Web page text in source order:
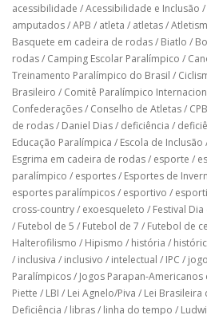
acessibilidade /Acessibilidade e Inclusão /
amputados/APB / atleta / atletas/
Basquete em cadeira de rodas/ Biatlo /
rodas/ Camping Escolar Paralímpico /
Treinamento Paralímpico do Brasil /
Brasileiro / Comitê Paralímpico
Confederações/ Conselho de Atletas/ CPB
de rodas/ Daniel Dias/ deficiência /
Educação Paralímpica / Escola de Inclusão
Esgrima em cadeira de rodas/ esporte /
paralímpico / esportes/ Esportes de
esportes paralímpicos/ esportivo /
cross-country/ exoesqueleto / Festival
/ Futebol de 5 / Futebol de 7 / Futebol de
Halterofilismo / Hipismo / história /
/ inclusiva / inclusivo / intelectual / IPC /
Paralímpicos/ Jogos Parapan-Americanos
Piette / LBI / Lei Agnelo/Piva / Lei Brasileira
Deficiência / libras/ linha do tempo /